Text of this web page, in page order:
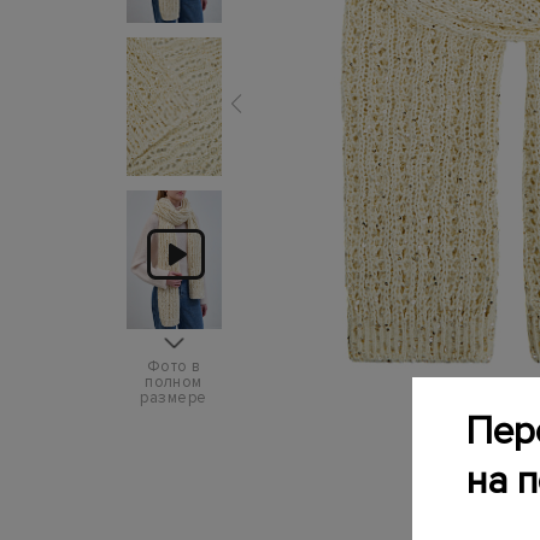
Фото в
полном
размере
на